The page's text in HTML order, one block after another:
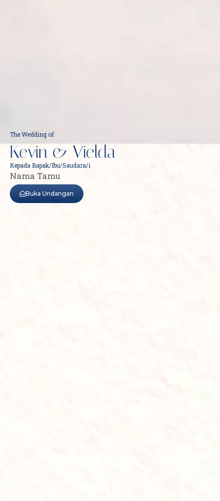
The Wedding of
Kevin & Vielda
Kepada Bapak/Ibu/Saudara/i
Nama Tamu
Buka Undangan